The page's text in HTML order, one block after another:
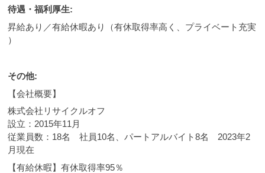
待遇・福利厚生:
昇給あり／有給休暇あり（有休取得率高く、プライベート充実
）
その他:
【会社概要】
株式会社リサイクルオフ
設立：2015年11月
従業員数：18名 社員10名、パートアルバイト8名 2023年2
月現在
【有給休暇】有休取得率95％